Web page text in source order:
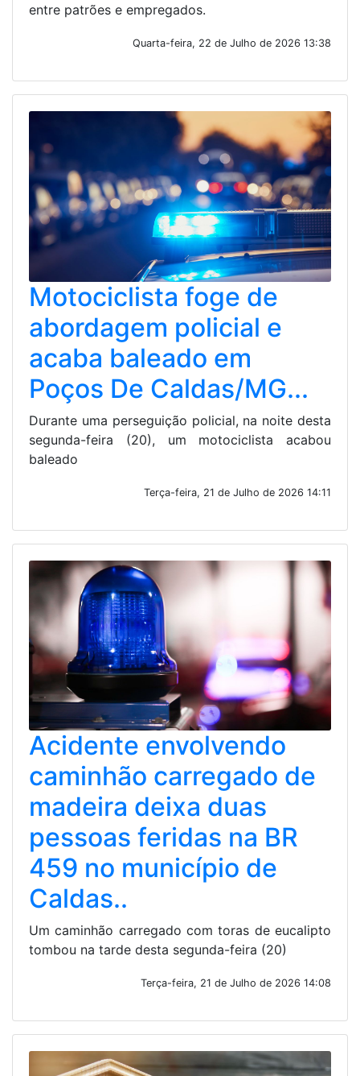
entre patrões e empregados.
Quarta-feira, 22 de Julho de 2026 13:38
Motociclista foge de
abordagem policial e
acaba baleado em
Poços De Caldas/MG...
Durante uma perseguição policial, na noite desta
segunda-feira (20), um motociclista acabou
baleado
Terça-feira, 21 de Julho de 2026 14:11
Acidente envolvendo
caminhão carregado de
madeira deixa duas
pessoas feridas na BR
459 no município de
Caldas..
Um caminhão carregado com toras de eucalipto
tombou na tarde desta segunda-feira (20)
Terça-feira, 21 de Julho de 2026 14:08